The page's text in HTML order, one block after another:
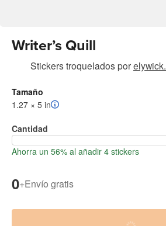
Writer’s Quill
Stickers troqueladosporelywick.
Tamaño
1.27 × 5 in
Cantidad
Ahorra un 56% al añadir 4 stickers
0+Envío gratis